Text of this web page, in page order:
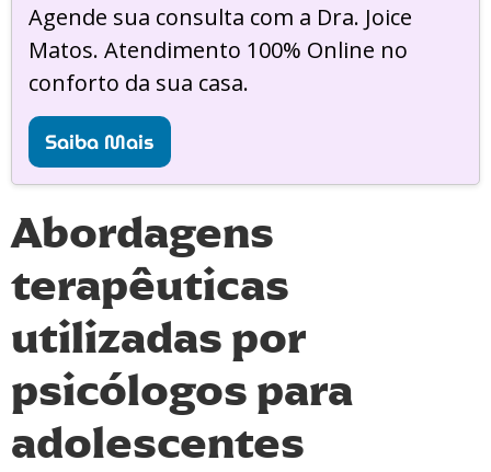
Agende sua consulta com a Dra. Joice
Matos. Atendimento 100% Online no
conforto da sua casa.
Saiba Mais
Abordagens
terapêuticas
utilizadas por
psicólogos para
adolescentes